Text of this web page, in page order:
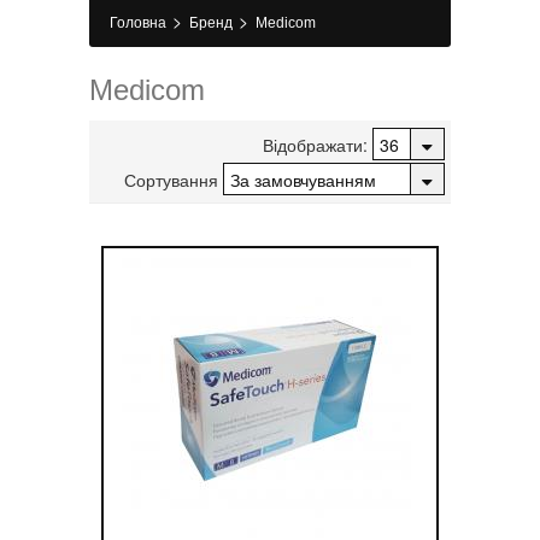
Головна > Бренд > Medicom
Medicom
Відображати:
Сортування